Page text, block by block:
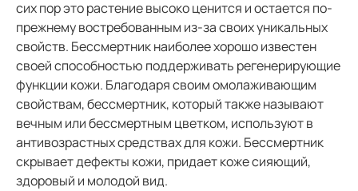
сих пор это растение высоко ценится и остается по-
прежнему востребованным из-за своих уникальных
свойств. Бессмертник наиболее хорошо известен
своей способностью поддерживать регенерирующие
функции кожи. Благодаря своим омолаживающим
свойствам, бессмертник, который также называют
вечным или бессмертным цветком, используют в
антивозрастных средствах для кожи. Бессмертник
скрывает дефекты кожи, придает коже сияющий,
здоровый и молодой вид.